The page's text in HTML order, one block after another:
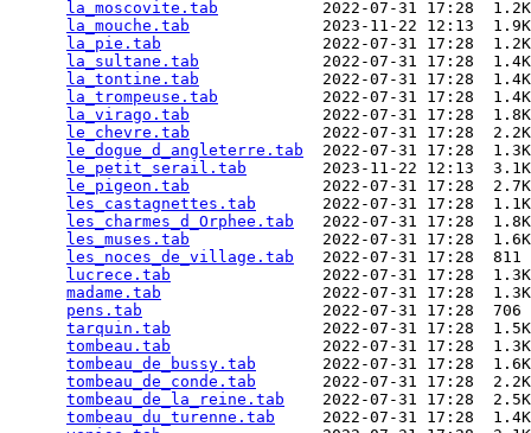
la_moscovite.tab
2022-07-31 17:28
la_mouche.tab
2023-11-22 12:13
la_pie.tab
2022-07-31 17:28
la_sultane.tab
2022-07-31 17:28
la_tontine.tab
2022-07-31 17:28
la_trompeuse.tab
2022-07-31 17:28
la_virago.tab
2022-07-31 17:28
le_chevre.tab
2022-07-31 17:28
le_dogue_d_angleterre.tab
2022-07-31 17:28
le_petit_serail.tab
2023-11-22 12:13
le_pigeon.tab
2022-07-31 17:28
les_castagnettes.tab
2022-07-31 17:28
les_charmes_d_Orphee.tab
2022-07-31 17:28
les_muses.tab
2022-07-31 17:28
les_noces_de_village.tab
2022-07-31 17:28
lucrece.tab
2022-07-31 17:28
madame.tab
2022-07-31 17:28
pens.tab
2022-07-31 17:28
tarquin.tab
2022-07-31 17:28
tombeau.tab
2022-07-31 17:28
tombeau_de_bussy.tab
2022-07-31 17:28
tombeau_de_conde.tab
2022-07-31 17:28
tombeau_de_la_reine.tab
2022-07-31 17:28
tombeau_du_turenne.tab
2022-07-31 17:28